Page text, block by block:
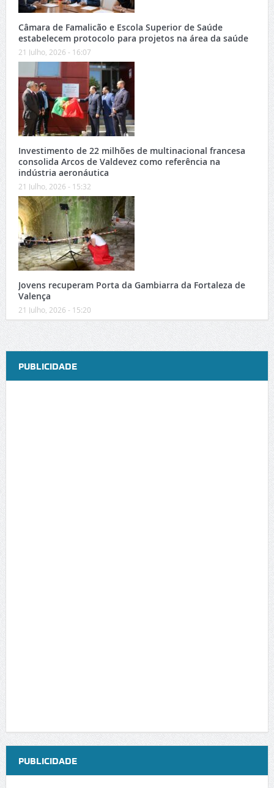
Câmara de Famalicão e Escola Superior de Saúde
estabelecem protocolo para projetos na área da saúde
21 Julho, 2026 - 16:07
Investimento de 22 milhões de multinacional francesa
consolida Arcos de Valdevez como referência na
indústria aeronáutica
21 Julho, 2026 - 15:32
Jovens recuperam Porta da Gambiarra da Fortaleza de
Valença
21 Julho, 2026 - 15:20
PUBLICIDADE
PUBLICIDADE